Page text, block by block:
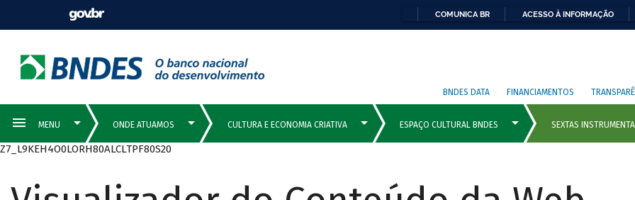
COMUNICA BR ACESSO À INFORMAÇÃO
BNDES DATA FINANCIAMENTOS
Z7_L9KEH4O0LORH80ALCLTPF80S20